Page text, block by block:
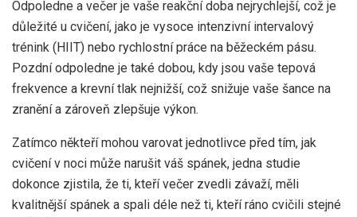
Odpoledne a večer je vaše reakční doba nejrychlejší, což je
důležité u cvičení, jako je vysoce intenzivní intervalový
trénink (HIIT) nebo rychlostní práce na běžeckém pásu.
Pozdní odpoledne je také dobou, kdy jsou vaše tepová
frekvence a krevní tlak nejnižší, což snižuje vaše šance na
zranění a zároveň zlepšuje výkon.
Zatímco někteří mohou varovat jednotlivce před tím, jak
cvičení v noci může narušit váš spánek, jedna studie
dokonce zjistila, že ti, kteří večer zvedli závaží, měli
kvalitnější spánek a spali déle než ti, kteří ráno cvičili stejné